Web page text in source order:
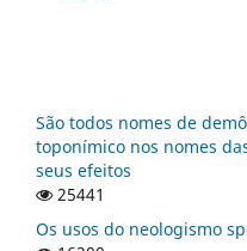
São todos nomes de
toponímico nos nomes
seus efeitos
25441
Os usos do neologismo